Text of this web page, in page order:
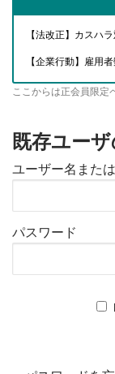
【法改正】カスハ
【企業行動】雇用
ここからは正会員限定
既存ユー
ユーザー名また
パスワード